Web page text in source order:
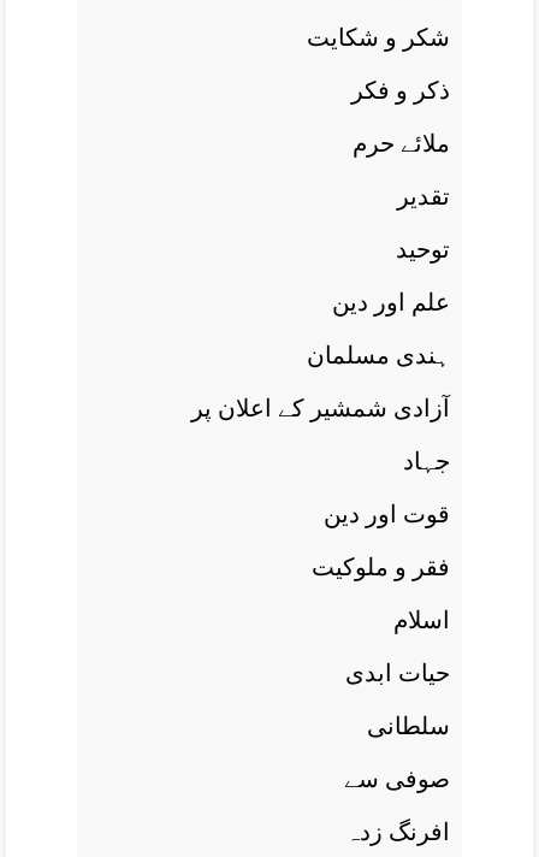
شکر و شکايت
ذکر و فکر
ملائے حرم
تقدير
توحيد
علم اور دين
ہندی مسلمان
آزادی شمشير کے اعلان پر
جہاد
قوت اور دين
فقر و ملوکيت
اسلام
حيات ابدی
سلطانی
صوفی سے
افرنگ زدہ